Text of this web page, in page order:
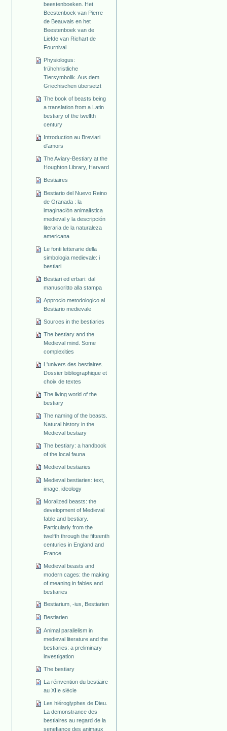
beestenboeken. Het
Beestenboek van Pierre
de Beauvais en het
Beestenboek van de
Liefde van Richart de
Fournival
Physiologus:
frühchristliche
Tiersymbolik. Aus dem
Griechischen übersetzt
The book of beasts being
a translation from a Latin
bestiary of the twelfth
century
Introduction au Breviari
d'amors
The Aviary-Bestiary at the
Houghton Library, Harvard
Bestiaires
Bestiario del Nuevo Reino
de Granada : la
imaginación animalística
medieval y la descripción
literaria de la naturaleza
americana
Le fonti letterarie della
simbologia medievale: i
bestiari
Bestiari ed erbari: dal
manuscritto alla stampa
Approcio metodologico al
Bestiario medievale
Sources in the bestiaries
The bestiary and the
Medieval mind. Some
complexities
L'univers des bestiaires.
Dossier bibliographique et
choix de textes
The living world of the
bestiary
The naming of the beasts.
Natural history in the
Medieval bestiary
The bestiary: a handbook
of the local fauna
Medieval bestiaries
Medieval bestiaries: text,
image, ideology
Moralized beasts: the
development of Medieval
fable and bestiary.
Particularly from the
twelfth through the fifteenth
centuries in England and
France
Medieval beasts and
modern cages: the making
of meaning in fables and
bestiaries
Bestiarium, -ius, Bestiarien
Bestiarien
Animal parallelism in
medieval literature and the
bestiaries: a preliminary
investigation
The bestiary
La réinvention du bestiaire
au XIIe siècle
Les hiéroglyphes de Dieu.
La demonstrance des
bestiaires au regard de la
senefiance des animaux